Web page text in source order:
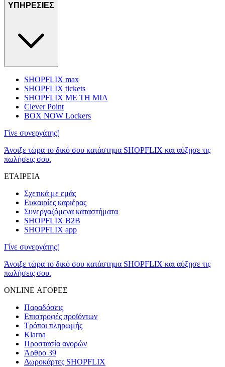
ΥΠΗΡΕΣΙΕΣ
SHOPFLIX max
SHOPFLIX tickets
SHOPFLIX ΜΕ ΤΗ ΜΙΑ
Clever Point
BOX NOW Lockers
Γίνε συνεργάτης!
Άνοιξε τώρα το δικό σου κατάστημα SHOPFLIX και αύξησε τις
πωλήσεις σου.
ΕΤΑΙΡΕΙΑ
Σχετικά με εμάς
Ευκαιρίες καριέρας
Συνεργαζόμενα καταστήματα
SHOPFLIX B2B
SHOPFLIX app
Γίνε συνεργάτης!
Άνοιξε τώρα το δικό σου κατάστημα SHOPFLIX και αύξησε τις
πωλήσεις σου.
ONLINE ΑΓΟΡΕΣ
Παραδόσεις
Επιστροφές προϊόντων
Τρόποι πληρωμής
Klarna
Προστασία αγορών
Άρθρο 39
Δωροκάρτες SHOPFLIX